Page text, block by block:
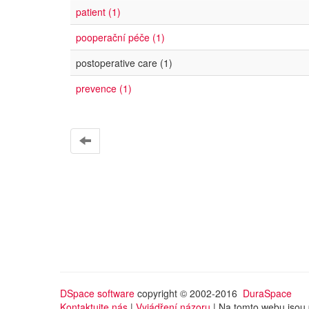
patient (1)
pooperační péče (1)
postoperative care (1)
prevence (1)
DSpace software copyright © 2002-2016 DuraSpace